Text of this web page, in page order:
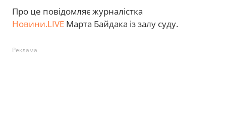
Про це повідомляє журналістка
Новини.LIVE Марта Байдака із залу суду.
Реклама